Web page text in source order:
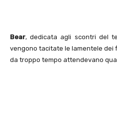
Bear, dedicata agli scontri del
vengono tacitate le lamentele dei
da troppo tempo attendevano